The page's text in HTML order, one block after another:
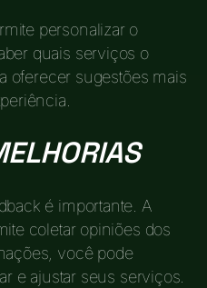
personalizar o
quais serviços o
oferecer sugestões mais
é importante. A
coletar opiniões dos
você pode
e ajustar seus serviços.